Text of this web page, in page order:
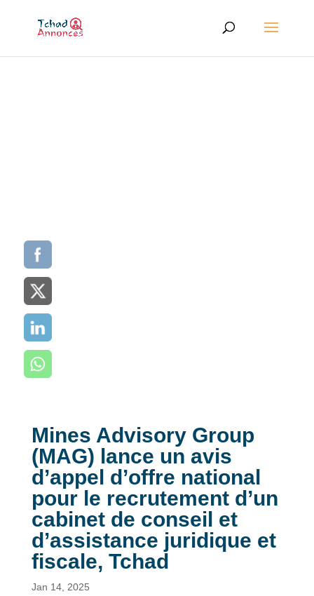
Mines Advisory Group
(MAG) lance un avis
d’appel d’offre national
pour le recrutement d’un
cabinet de conseil et
d’assistance juridique et
fiscale, Tchad
Jan 14, 2025